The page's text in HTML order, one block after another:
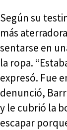
Según su
más
sentarse en
la ropa.
expresó. Fue
denunció,
y le cubrió la
escapar